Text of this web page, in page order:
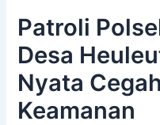
Patroli
Desa
Nyata
Keamanan